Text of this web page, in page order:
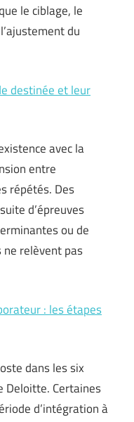
le ciblage, le
du
destinée et leur
avec la
entre
répétés. Des
d’épreuves
ou de
relèvent pas
: les étapes
dans les six
Deloitte. Certaines
d’intégration à